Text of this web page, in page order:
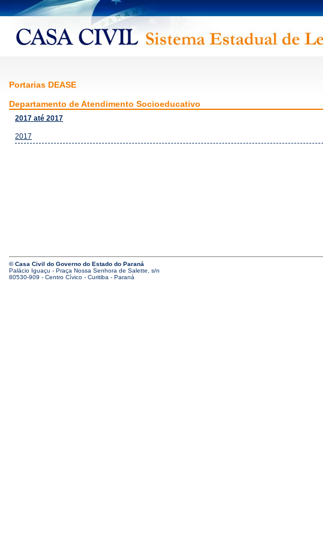
Portarias DEASE
Departamento de Atendimento Socioeducativo
2017 até 2017
2017
© Casa Civil do Governo do Estado do Paraná
Palácio Iguaçu - Praça Nossa Senhora de Salette, s/n
80530-909 - Centro Cívico - Curitiba - Paraná